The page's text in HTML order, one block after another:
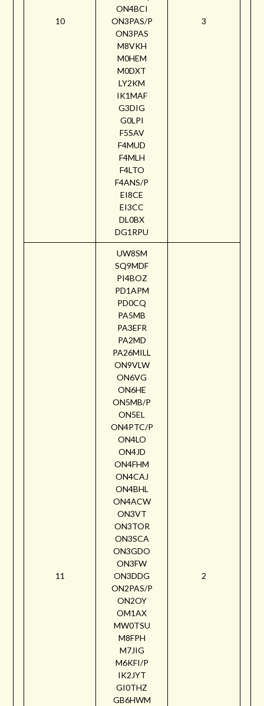
10
ON4BCI
ON3PAS/P
ON3PAS
M8VKH
M0HEM
M0DXT
LY2KM
IK1MAF
G3DIG
G0LPI
F5SAV
F4MUD
F4MLH
F4LTO
F4ANS/P
EI8CE
EI3CC
DL0BX
DG1RPU
3
11
UW8SM
SQ9MDF
PI4BOZ
PD1APM
PD0CQ
PA5MB
PA3EFR
PA2MD
PA26MILL
ON9VLW
ON6VG
ON6HE
ON5MB/P
ON5EL
ON4PTC/P
ON4LO
ON4JD
ON4FHM
ON4CAJ
ON4BHL
ON4ACW
ON3VT
ON3TOR
ON3SCA
ON3GDO
ON3FW
ON3DDG
ON2PAS/P
ON2OY
OM1AX
MW0TSU
M8FPH
M7JIG
M6KFI/P
IK2JYT
GI0THZ
GB6HWM
2